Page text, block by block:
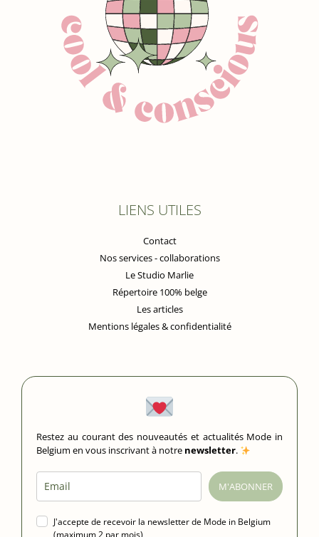
LIENS UTILES
Contact
Nos services - collaborations
Le Studio Marlie
Répertoire 100% belge
Les articles
Mentions légales & confidentialité
Restez au courant des nouveautés et actualités Mode in
Belgium en vous inscrivant à notre newsletter.
M'ABONNER
J'accepte de recevoir la newsletter de Mode in Belgium